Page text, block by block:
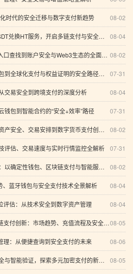
08-02
时代的安全迁移与数字支付新趋势
08-04
HT服务，开启多链支付与安全管理新体验
08-02
查找到账户安全与Web3生态的全面指南
07-31
权益证明的安全路径（含冷钱包与去中心化自治解析）
08-04
交易安全到跨境支付的深度分析
07-31
钱包到智能合约的“安全+效率”路径
08-02
、交易安排到数字货币支付创新的全面分析
07-31
评估、交易速度与实时行情监控全解析
08-02
包、区块链支付与智能服务开启可信数字化新阶段
08-04
蓝牙钱包与安全支付技术全景解析
08-04
评估：从技术安全到数字资产管理
08-05
创新：市场趋势、充值流程及安全技术分析
08-06
理：从便捷查询到安全支付的未来
08-05
智能验证，探索多元加密支付的新未来